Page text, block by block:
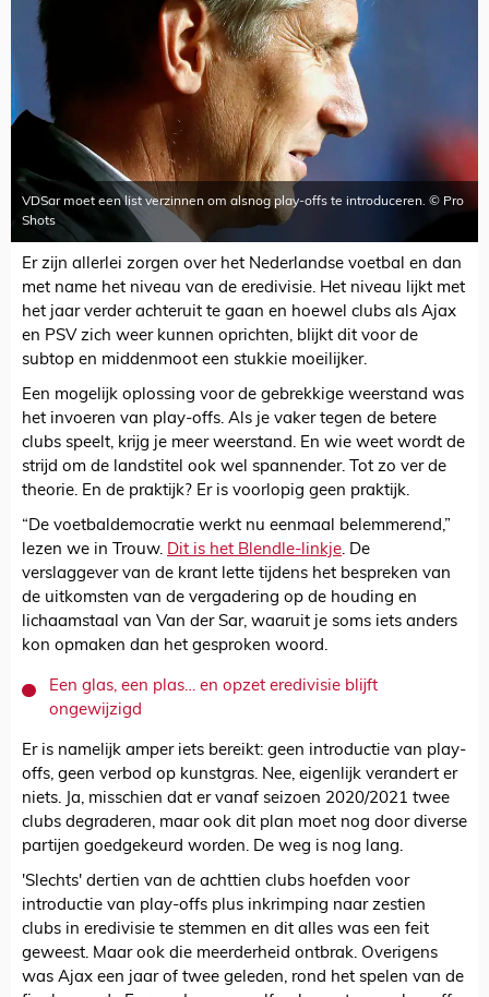
VDSar moet een list verzinnen om alsnog play-offs te introduceren. © Pro
Shots
Er zijn allerlei zorgen over het Nederlandse voetbal en dan
met name het niveau van de eredivisie. Het niveau lijkt met
het jaar verder achteruit te gaan en hoewel clubs als Ajax
en PSV zich weer kunnen oprichten, blijkt dit voor de
subtop en middenmoot een stukkie moeilijker.
Een mogelijk oplossing voor de gebrekkige weerstand was
het invoeren van play-offs. Als je vaker tegen de betere
clubs speelt, krijg je meer weerstand. En wie weet wordt de
strijd om de landstitel ook wel spannender. Tot zo ver de
theorie. En de praktijk? Er is voorlopig geen praktijk.
“De voetbaldemocratie werkt nu eenmaal belemmerend,”
lezen we in Trouw. Dit is het Blendle-linkje. De
verslaggever van de krant lette tijdens het bespreken van
de uitkomsten van de vergadering op de houding en
lichaamstaal van Van der Sar, waaruit je soms iets anders
kon opmaken dan het gesproken woord.
Een glas, een plas… en opzet eredivisie blijft
ongewijzigd
Er is namelijk amper iets bereikt: geen introductie van play-
offs, geen verbod op kunstgras. Nee, eigenlijk verandert er
niets. Ja, misschien dat er vanaf seizoen 2020/2021 twee
clubs degraderen, maar ook dit plan moet nog door diverse
partijen goedgekeurd worden. De weg is nog lang.
'Slechts' dertien van de achttien clubs hoefden voor
introductie van play-offs plus inkrimping naar zestien
clubs in eredivisie te stemmen en dit alles was een feit
geweest. Maar ook die meerderheid ontbrak. Overigens
was Ajax een jaar of twee geleden, rond het spelen van de